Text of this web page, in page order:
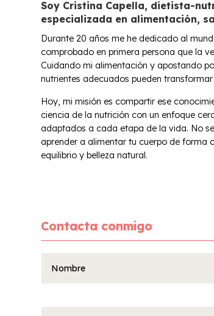
Soy Cristina Capella, dietista-
especializada en alimentación,
Durante 20 años me he dedicado al
comprobado en primera persona que la
Cuidando mi alimentación y apostando
nutrientes adecuados pueden
Hoy, mi misión es compartir ese
ciencia de la nutrición con un enfoque
adaptados a cada etapa de la vida. No
aprender a alimentar tu cuerpo de forma
equilibrio y belleza natural.
Contacta conmigo